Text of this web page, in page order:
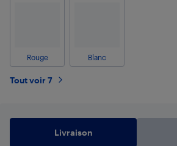
Rouge Blanc
Tout voir 7
Livraison